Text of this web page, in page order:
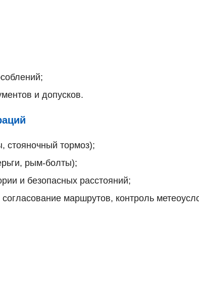
и допусков.
стояночный тормоз);
рым-болты);
и безопасных расстояний;
маршрутов, контроль